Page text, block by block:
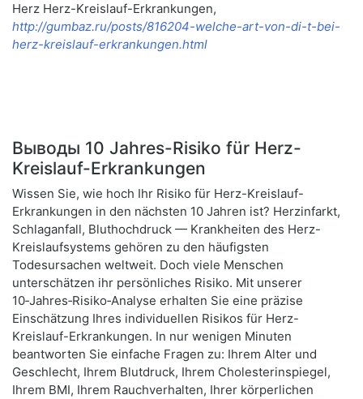
Herz Herz-Kreislauf-Erkrankungen,
http://gumbaz.ru/posts/816204-welche-art-von-di-t-bei-
herz-kreislauf-erkrankungen.html
Выводы 10 Jahres-Risiko für Herz-
Kreislauf-Erkrankungen
Wissen Sie, wie hoch Ihr Risiko für Herz-Kreislauf-
Erkrankungen in den nächsten 10 Jahren ist? Herzinfarkt,
Schlaganfall, Bluthochdruck — Krankheiten des Herz-
Kreislaufsystems gehören zu den häufigsten
Todesursachen weltweit. Doch viele Menschen
unterschätzen ihr persönliches Risiko. Mit unserer
10‑Jahres‑Risiko‑Analyse erhalten Sie eine präzise
Einschätzung Ihres individuellen Risikos für Herz-
Kreislauf-Erkrankungen. In nur wenigen Minuten
beantworten Sie einfache Fragen zu: Ihrem Alter und
Geschlecht, Ihrem Blutdruck, Ihrem Cholesterinspiegel,
Ihrem BMI, Ihrem Rauchverhalten, Ihrer körperlichen